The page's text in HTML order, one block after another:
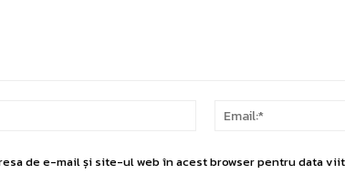
Nume:*
de e-mail și site-ul web în acest browser pentru data